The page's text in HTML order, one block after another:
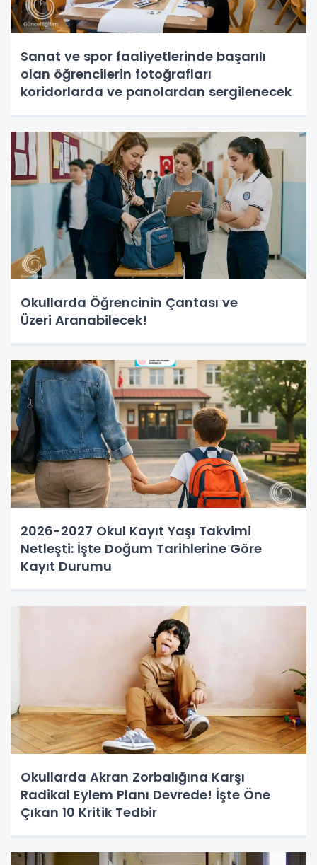
Sanat ve spor faaliyetlerinde başarılı
olan öğrencilerin fotoğrafları
koridorlarda ve panolardan sergilenecek
Okullarda Öğrencinin Çantası ve
Üzeri Aranabilecek!
2026-2027 Okul Kayıt Yaşı Takvimi
Netleşti: İşte Doğum Tarihlerine Göre
Kayıt Durumu
Okullarda Akran Zorbalığına Karşı
Radikal Eylem Planı Devrede! İşte Öne
Çıkan 10 Kritik Tedbir